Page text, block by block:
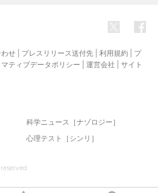
せ プレスリリース送付先 利用規約
プ
ティブデータポリシー 運営会社
サイト
科学ニュース［ナゾロジー］
心理テスト［シンリ］